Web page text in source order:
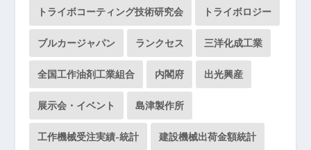
トライボコーティング技術研究会 トライボロジー
ブルカージャパン ランクセス 三洋化成工業
全国工作油剤工業組合 内閣府 出光興産
展示会・イベント 島津製作所
工作機械受注実績-統計 建設機械出荷金額統計